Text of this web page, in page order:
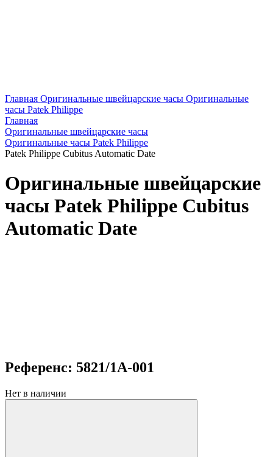
Главная Оригинальные швейцарские часы Оригинальные
часы Patek Philippe
Главная
Оригинальные швейцарские часы
Оригинальные часы Patek Philippe
Patek Philippe Cubitus Automatic Date
Оригинальные швейцарские
часы Patek Philippe Cubitus
Automatic Date
Референс: 5821/1A-001
Нет в наличии